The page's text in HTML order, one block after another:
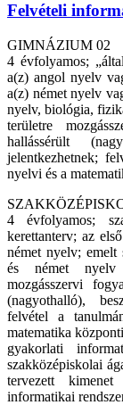
Felvételi
GIMNÁZIUM 02
4 évfolyamos;
a(z) angol nyelv
a(z) német nyelv
nyelv, biológia,
területre
hallássérült
jelentkezhetnek;
nyelvi és a
4 évfolyamos;
kerettanterv; az
német nyelv;
és német nyelv
mozgásszervi
(nagyothalló),
felvétel a
matematika
gyakorlati
szakközépiskolai
tervezett kimenet
informatikai